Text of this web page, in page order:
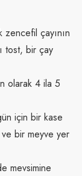
çayının
tost, bir çay
olarak 4 ila 5
için bir kase
bir meyve yer
mevsimine